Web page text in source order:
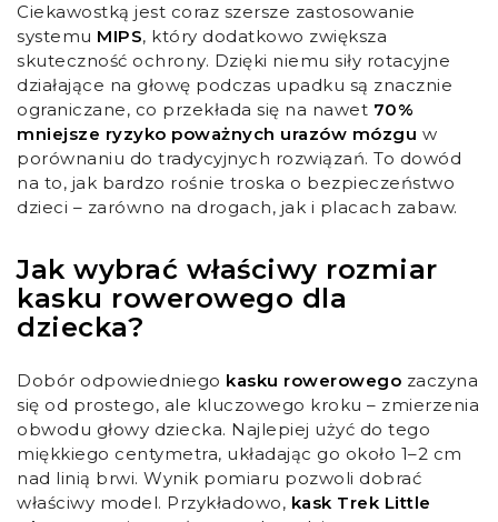
Ciekawostką jest coraz szersze zastosowanie
systemu MIPS, który dodatkowo zwiększa
skuteczność ochrony. Dzięki niemu siły rotacyjne
działające na głowę podczas upadku są znacznie
ograniczane, co przekłada się na nawet 70%
mniejsze ryzyko poważnych urazów mózgu w
porównaniu do tradycyjnych rozwiązań. To dowód
na to, jak bardzo rośnie troska o bezpieczeństwo
dzieci – zarówno na drogach, jak i placach zabaw.
Jak wybrać właściwy rozmiar
kasku rowerowego dla
dziecka?
Dobór odpowiedniego kasku rowerowego zaczyna
się od prostego, ale kluczowego kroku – zmierzenia
obwodu głowy dziecka. Najlepiej użyć do tego
miękkiego centymetra, układając go około 1–2 cm
nad linią brwi. Wynik pomiaru pozwoli dobrać
właściwy model. Przykładowo, kask Trek Little